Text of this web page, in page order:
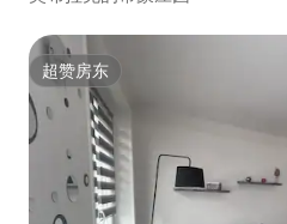
超赞房东
超赞房东